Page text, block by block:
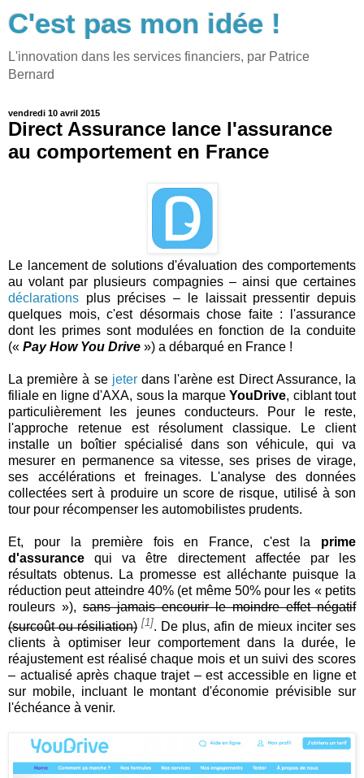
C'est pas mon idée !
L'innovation dans les services financiers, par Patrice
Bernard
vendredi 10 avril 2015
Direct Assurance lance l'assurance
au comportement en France
Le lancement de solutions d'évaluation des comportements
au volant par plusieurs compagnies – ainsi que certaines
déclarations plus précises – le laissait pressentir depuis
quelques mois, c'est désormais chose faite : l'assurance
dont les primes sont modulées en fonction de la conduite
(« Pay How You Drive ») a débarqué en France !
La première à se jeterdans l'arène est Direct Assurance, la
filiale en ligne d'AXA, sous la marqueYouDrive, ciblant tout
particulièrement les jeunes conducteurs. Pour le reste,
l'approche retenue est résolument classique. Le client
installe un boîtier spécialisé dans son véhicule, qui va
mesurer en permanence sa vitesse, ses prises de virage,
ses accélérations et freinages. L'analyse des données
collectées sert à produire un score de risque, utilisé à son
tour pour récompenser les automobilistes prudents.
Et, pour la première fois en France, c'est la prime
d'assurance qui va être directement affectée par les
résultats obtenus. La promesse est alléchante puisque la
réduction peut atteindre 40% (et même 50% pour les « petits
rouleurs »), sans jamais encourir le moindre effet négatif
(surcoût ou résiliation) [1]. De plus, afin de mieux inciter ses
clients à optimiser leur comportement dans la durée, le
réajustement est réalisé chaque mois et un suivi des scores
– actualisé après chaque trajet – est accessible en ligne et
sur mobile, incluant le montant d'économie prévisible sur
l'échéance à venir.